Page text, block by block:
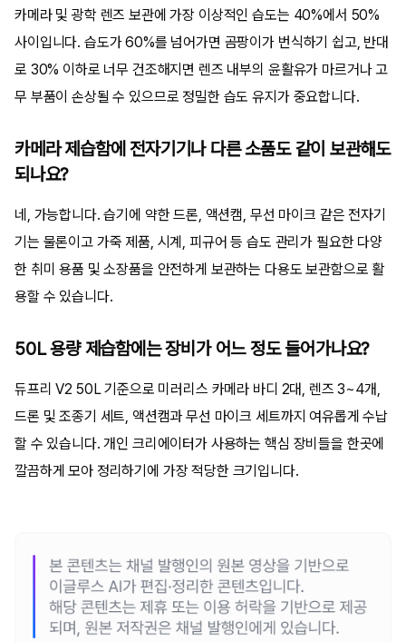
카메라 및 광학 렌즈 보관에 가장 이상적인 습도는 40%에서 50%
사이입니다. 습도가 60%를 넘어가면 곰팡이가 번식하기 쉽고, 반대
로 30% 이하로 너무 건조해지면 렌즈 내부의 윤활유가 마르거나 고
무 부품이 손상될 수 있으므로 정밀한 습도 유지가 중요합니다.
카메라 제습함에 전자기기나 다른 소품도 같이 보관해도
되나요?
네, 가능합니다. 습기에 약한 드론, 액션캠, 무선 마이크 같은 전자기
기는 물론이고 가죽 제품, 시계, 피규어 등 습도 관리가 필요한 다양
한 취미 용품 및 소장품을 안전하게 보관하는 다용도 보관함으로 활
용할 수 있습니다.
50L 용량 제습함에는 장비가 어느 정도 들어가나요?
듀프리 V2 50L 기준으로 미러리스 카메라 바디 2대, 렌즈 3~4개,
드론 및 조종기 세트, 액션캠과 무선 마이크 세트까지 여유롭게 수납
할 수 있습니다. 개인 크리에이터가 사용하는 핵심 장비들을 한곳에
깔끔하게 모아 정리하기에 가장 적당한 크기입니다.